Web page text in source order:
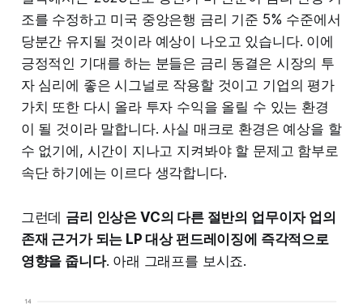
조를 수정하고 미국 중앙은행 금리 기준 5% 수준에서
당분간 유지될 것이라 예상이 나오고 있습니다. 이에
긍정적인 기대를 하는 분들은 금리 동결은 시장의 투
자 심리에 좋은 시그널로 작용할 것이고 기업의 평가
가치 또한 다시 올라 투자 수익을 올릴 수 있는 환경
이 될 것이라 말합니다. 사실 매크로 환경은 예상을 할
수 없기에, 시간이 지나고 지켜봐야 할 문제고 함부로
속단 하기에는 이르다 생각합니다.
그런데 금리 인상은 VC의 다른 절반의 업무이자 업의
존재 근거가 되는 LP 대상 펀드레이징에 즉각적으로
영향을 줍니다. 아래 그래프를 보시죠.